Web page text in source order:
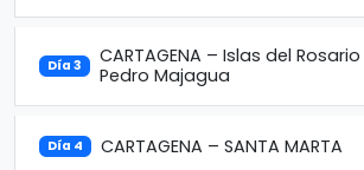
Día 3
CARTAGENA – Islas del
Pedro Majagua
Día 4 CARTAGENA – SANTA MARTA